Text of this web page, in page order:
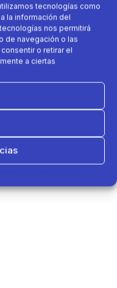
tecnologías como
la información del
nos permitirá
de navegación o las
o retirar el
a ciertas